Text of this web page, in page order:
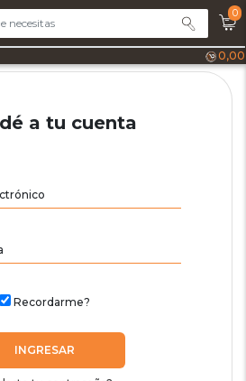
0
0,00
a tu cuenta
Recordarme?
INGRESAR